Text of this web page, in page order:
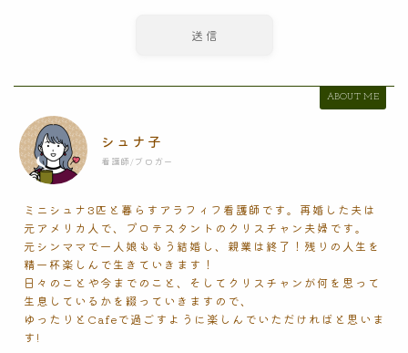
ABOUT ME
シュナ子
看護師/ブロガー
ミニシュナ3匹と暮らすアラフィフ看護師です。再婚した夫は
元アメリカ人で、プロテスタントのクリスチャン夫婦です。
元シンママで一人娘ももう結婚し、親業は終了！残りの人生を
精一杯楽しんで生きていきます！
日々のことや今までのこと、そしてクリスチャンが何を思って
生息しているかを綴っていきますので、
ゆったりとCafeで過ごすように楽しんでいただければと思いま
す!